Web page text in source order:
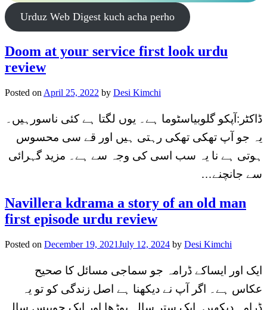
Urduz Web Digest kuch acha perho
Doom at your service first look urdu
review
Posted on April 25, 2022 by Desi Kimchi
ڈاکٹر:آپکو گلوبیاسٹوما ہے۔ یوں لگتا ہے کئی ناسورہیں۔
یہ جو آپ تھکی تھکی رہتی ہیں اور قے سی محسوس
ہوتی ہے نا یہ سب اسی کی وجہ سے ہے۔ مزید گہرائی
سے جانچنے…
Navillera kdrama a story of an old man
first episode urdu review
Posted on December 19, 2021July 12, 2024 by Desi Kimchi
ایک اور ایساکے ڈرامہ جو سماجی مسائل کا صحیح
عکاس ہے۔ اگر آپ نے دیکھنا ہے اصل زندگی کو تو یہ
ڈرامہ دیکھیں۔ایک ستر سالہ بوڑھا اور ایک چوبیس سالہ